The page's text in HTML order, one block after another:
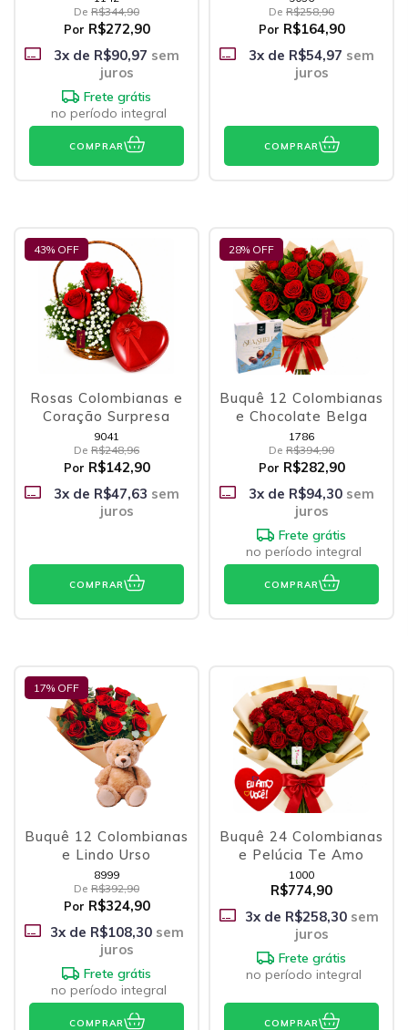
De R$344,90
Por R$272,90
3x de R$90,97 sem
juros
Frete grátis
no período integral
COMPRAR
De R$258,90
Por R$164,90
3x de R$54,97 sem
juros
COMPRAR
43% OFF
Rosas Colombianas e
Coração Surpresa
9041
De R$248,96
Por R$142,90
3x de R$47,63 sem
juros
COMPRAR
28% OFF
Buquê 12 Colombianas
e Chocolate Belga
1786
De R$394,90
Por R$282,90
3x de R$94,30 sem
juros
Frete grátis
no período integral
COMPRAR
17% OFF
Buquê 12 Colombianas
e Lindo Urso
8999
De R$392,90
Por R$324,90
3x de R$108,30sem
juros
Frete grátis
no período integral
COMPRAR
Buquê 24 Colombianas
e Pelúcia Te Amo
1000
R$774,90
3x de R$258,30sem
juros
Frete grátis
no período integral
COMPRAR